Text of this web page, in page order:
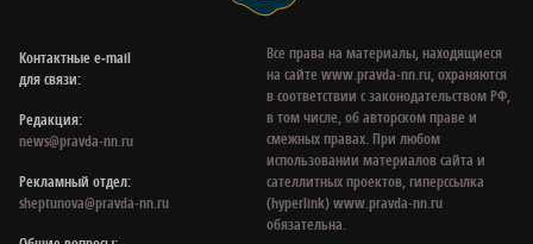
Контактные e‑mail
для связи:
Редакция:
news@pravda-nn.ru
Рекламный отдел:
sheptunova@pravda-nn.ru
Все права на материалы, находящиеся
на сайте www.pravda-nn.ru, охраняются
в соответствии с законодательством РФ,
в том числе, об авторском праве и
смежных правах. При любом
использовании материалов сайта и
сателлитных проектов, гиперссылка
(hyperlink) www.pravda-nn.ru
обязательна.